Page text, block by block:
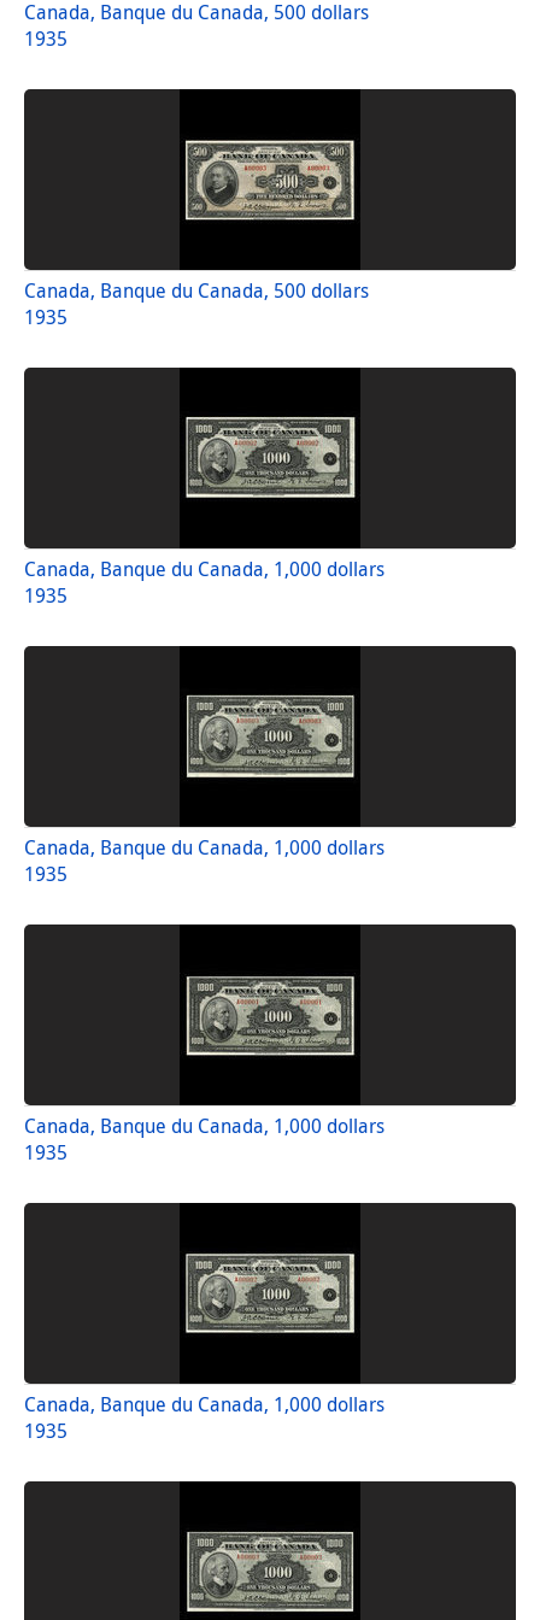
Canada, Banque du Canada, 500 dollars
1935
Canada, Banque du Canada, 500 dollars
1935
Canada, Banque du Canada, 1,000 dollars
1935
Canada, Banque du Canada, 1,000 dollars
1935
Canada, Banque du Canada, 1,000 dollars
1935
Canada, Banque du Canada, 1,000 dollars
1935